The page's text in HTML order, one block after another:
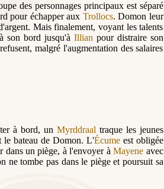
des personnages principaux est séparé
pour échapper aux Trollocs. Domon leur
Mais finalement, voyant les talents
son bord jusqu'à Illian pour distraire son
malgré l'augmentation des salaires
à bord, un Myrddraal traque les jeunes
le bateau de Domon. L'Écumeest obligée
dans un piège, à l'envoyer àMayene avec
ne tombe pas dans le piège et poursuit sa